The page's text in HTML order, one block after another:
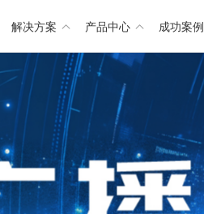
解决方案 产品中心 成功案例